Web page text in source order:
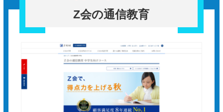
Z会の通信教育